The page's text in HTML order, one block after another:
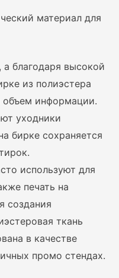
материал для
благодаря высокой
из полиэстера
информации.
уходники
бирке сохраняется
используют для
печать на
создания
ткань
в качестве
промо стендах.